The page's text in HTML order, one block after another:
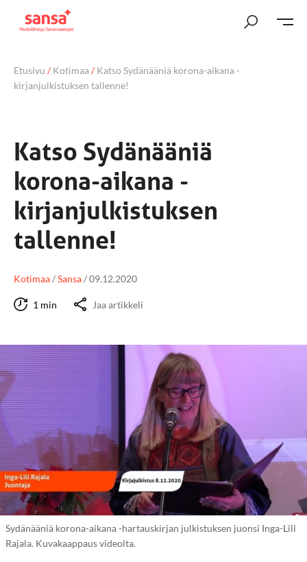
Etusivu /Kotimaa/Katso Sydänääniä korona-aikana -
kirjanjulkistuksen tallenne!
Katso Sydänääniä
korona-aikana -
kirjanjulkistuksen
tallenne!
Kotimaa/Sansa/09.12.2020
1 min Jaa artikkeli
Sydänääniä korona-aikana -hartauskirjan julkistuksen juonsi Inga-Lill
Rajala. Kuvakaappaus videolta.